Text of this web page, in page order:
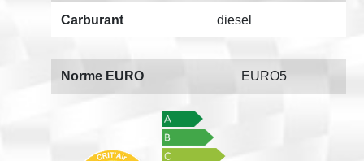
Carburant diesel
Norme EURO EURO5